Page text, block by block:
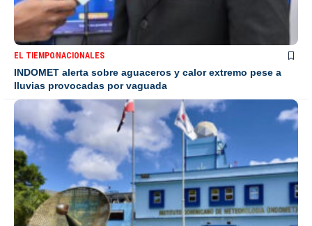
EL TIEMPONACIONALES
INDOMET alerta sobre aguaceros y calor extremo pese a
lluvias provocadas por vaguada